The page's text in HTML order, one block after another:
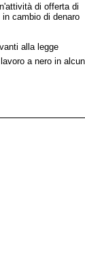
di offerta di
cambio di denaro
alla legge
a nero in